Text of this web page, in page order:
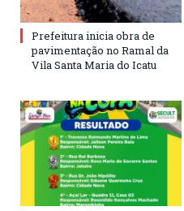
Prefeitura inicia obra de
pavimentação no Ramal da
Vila Santa Maria do Icatu